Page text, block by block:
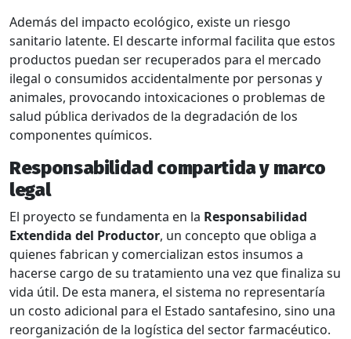
Además del impacto ecológico, existe un riesgo
sanitario latente. El descarte informal facilita que estos
productos puedan ser recuperados para el mercado
ilegal o consumidos accidentalmente por personas y
animales, provocando intoxicaciones o problemas de
salud pública derivados de la degradación de los
componentes químicos.
Responsabilidad compartida y marco
legal
El proyecto se fundamenta en la Responsabilidad
Extendida del Productor, un concepto que obliga a
quienes fabrican y comercializan estos insumos a
hacerse cargo de su tratamiento una vez que finaliza su
vida útil. De esta manera, el sistema no representaría
un costo adicional para el Estado santafesino, sino una
reorganización de la logística del sector farmacéutico.